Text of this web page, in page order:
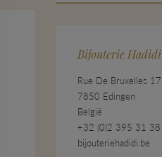
Bijouterie Hadidi
Rue De Bruxelles 17
7850 Edingen
België
+32 (0)2 395 31 38
bijouteriehadidi.be